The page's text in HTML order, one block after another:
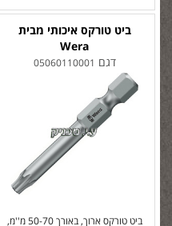
ביט טורקס איכותי מבית
Wera
דגם 05060110001
ביט טורקס ארוך, באורך 50-70 מ''מ,